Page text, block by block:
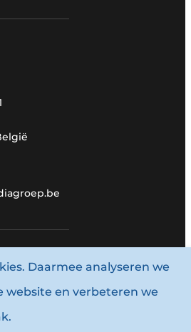
Louwersmediagroep.
voorwaarden
Daarmee analyseren we
website en verbeteren we